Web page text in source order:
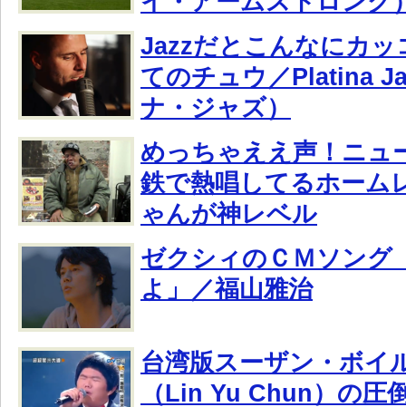
Jazzだとこんなにカッ
てのチュウ／Platina
ナ・ジャズ）
めっちゃええ声！ニュ
鉄で熱唱してるホーム
ゃんが神レベル
ゼクシィのＣＭソング
よ」／福山雅治
台湾版スーザン・ボイ
（Lin Yu Chun）の圧